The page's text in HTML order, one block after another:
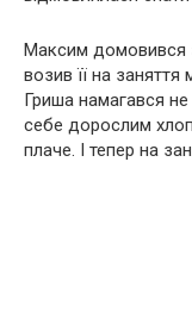
Максим домовився
возив її на
Гриша намагався
себе дорослим
плаче. І тепер на